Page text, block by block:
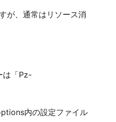
が、通常はリソース消
は「Pz-
内の設定ファイル